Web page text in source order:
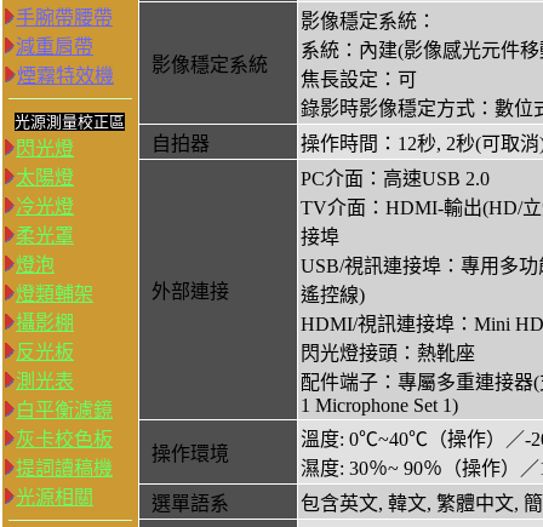
手腕帶腰帶
減重肩帶
煙霧特效機
光源測量校正區
閃光燈
太陽燈
冷光燈
柔光罩
燈泡
燈類輔架
攝影棚
反光板
測光表
白平衡濾鏡
灰卡校色板
提詞讀稿機
光源相關
影像穩定系統
影像穩定系統：
系統：內建(影像感光元件
焦長設定：可
錄影時影像穩定方式：數位
自拍器
操作時間：12秒, 2秒(可取消
外部連接
PC介面：高速USB 2.0
TV介面：HDMI-輸出(HD/
接埠
USB/視訊連接埠：專用多
遙控線)
HDMI/視訊連接埠：Mini
閃光燈接頭：熱靴座
配件端子：專屬多重連接器
1 Microphone Set 1)
操作環境
溫度: 0℃~40℃（操作）／-
濕度: 30％~ 90％（操作）
選單語系
包含英文, 韓文, 繁體中文,